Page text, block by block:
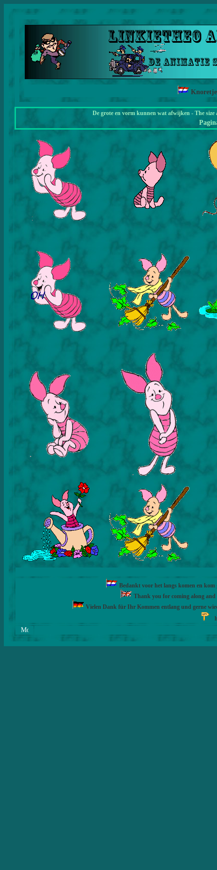
De grote en vorm kunnen wat afwijken - The
Bedankt voor het langs komen en
Thank you for coming along and
Vielen Dank für Ihr Kommen entlang und gerne